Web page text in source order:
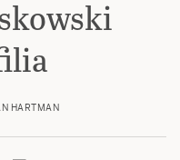
HARTMAN